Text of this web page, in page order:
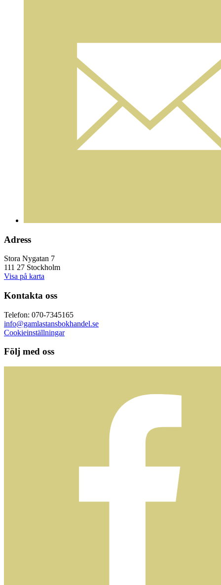
Adress
Stora Nygatan 7
111 27 Stockholm
Visa på karta
Kontakta oss
Telefon: 070-7345165
info@gamlastansbokhandel.se
Cookieinställningar
Följ med oss